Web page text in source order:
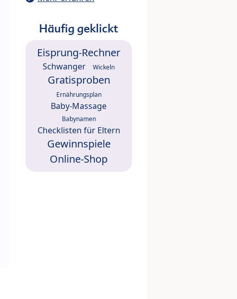
Häufig geklickt
Eisprung-Rechner
Schwanger Wickeln
Gratisproben
Ernährungsplan
Baby-Massage
Babynamen
Checklisten für Eltern
Gewinnspiele
Online-Shop